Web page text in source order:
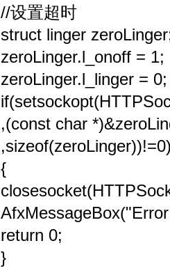
//设置超时
struct linger
zeroLinger.l_onoff = 1;
zeroLinger.l_linger = 0;
,(const char
{
return 0;
}